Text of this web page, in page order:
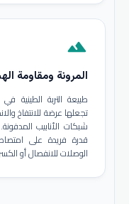
terrain
المرونة ومقاومة
طبيعة التربة الطينية
تجعلها عرضة للانتفاخ
قدرة فريدة على
الوصلات للانفصال أو